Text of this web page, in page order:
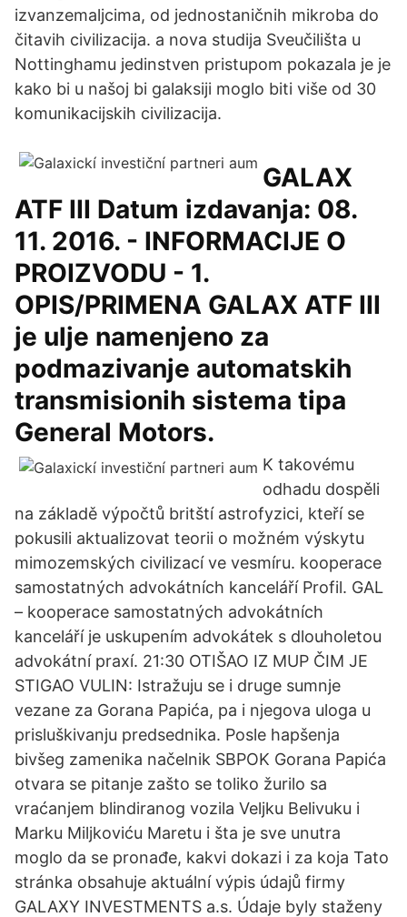
izvanzemaljcima, od jednostaničnih mikroba do
čitavih civilizacija. a nova studija Sveučilišta u
Nottinghamu jedinstven pristupom pokazala je je
kako bi u našoj bi galaksiji moglo biti više od 30
komunikacijskih civilizacija.
GALAX
ATF III Datum izdavanja: 08.
11. 2016. - INFORMACIJE O
PROIZVODU - 1.
OPIS/PRIMENA GALAX ATF III
je ulje namenjeno za
podmazivanje automatskih
transmisionih sistema tipa
General Motors.
K takovému
odhadu dospěli
na základě výpočtů britští astrofyzici, kteří se
pokusili aktualizovat teorii o možném výskytu
mimozemských civilizací ve vesmíru. kooperace
samostatných advokátních kanceláří Profil. GAL
– kooperace samostatných advokátních
kanceláří je uskupením advokátek s dlouholetou
advokátní praxí. 21:30 OTIŠAO IZ MUP ČIM JE
STIGAO VULIN: Istražuju se i druge sumnje
vezane za Gorana Papića, pa i njegova uloga u
prisluškivanju predsednika. Posle hapšenja
bivšeg zamenika načelnik SBPOK Gorana Papića
otvara se pitanje zašto se toliko žurilo sa
vraćanjem blindiranog vozila Veljku Belivuku i
Marku Miljkoviću Maretu i šta je sve unutra
moglo da se pronađe, kakvi dokazi i za koja Tato
stránka obsahuje aktuální výpis údajů firmy
GALAXY INVESTMENTS a.s. Údaje byly staženy